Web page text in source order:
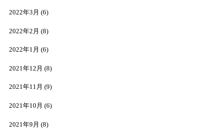
2022年3月 (6)
2022年2月 (8)
2022年1月 (6)
2021年12月 (8)
2021年11月 (9)
2021年10月 (6)
2021年9月 (8)